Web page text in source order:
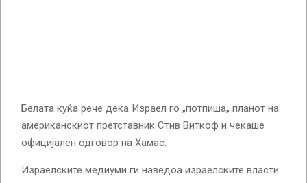
Белата куќа рече дека Израел го „потпиша„ планот на
американскиот претставник Стив Виткоф и чекаше
официјален одговор на Хамас.
Израелските медиуми ги наведоа израелските власти